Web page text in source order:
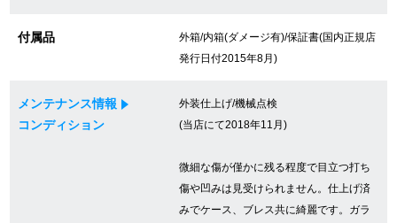
修理・メンテンナンスについて
付属品
外箱/内箱(ダメージ有)/保証書(国内正規店
発行日付2015年8月)
メンテナンス情報
コンディション
外装仕上げ/機械点検
(当店にて2018年11月)
微細な傷が僅かに残る程度で目立つ打ち
傷や凹みは見受けられません。仕上げ済
みでケース、ブレス共に綺麗です。ガラ